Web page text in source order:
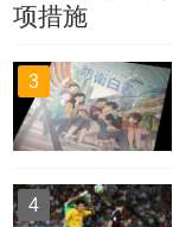
项措施
3
4